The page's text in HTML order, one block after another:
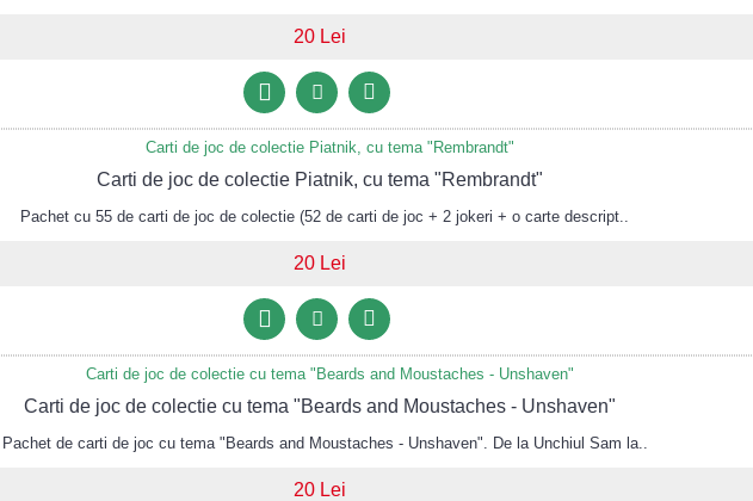
20 Lei
Carti de joc de colectie Piatnik, cu tema "Rembrandt"
Pachet cu 55 de carti de joc de colectie (52 de carti de joc + 2 jokeri + o carte descript..
20 Lei
Carti de joc de colectie cu tema "Beards and Moustaches - Unshaven"
Pachet de carti de joc cu tema "Beards and Moustaches - Unshaven". De la Unchiul Sam la..
20 Lei